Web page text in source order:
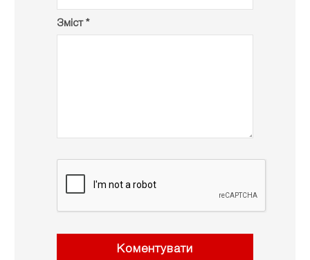
Зміст *
Коментувати